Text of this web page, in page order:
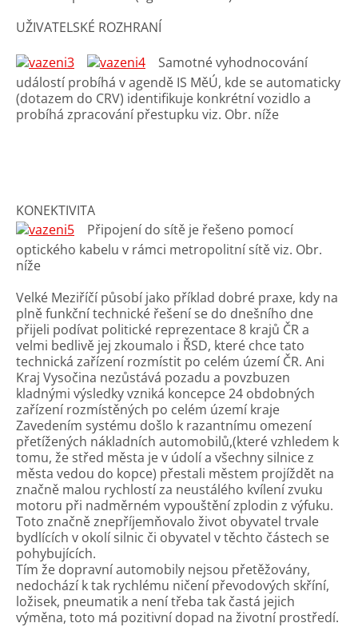
UŽIVATELSKÉ ROZHRANÍ
Samotné vyhodnocování
událostí probíhá v agendě IS MěÚ, kde se automaticky
(dotazem do CRV) identifikuje konkrétní vozidlo a
probíhá zpracování přestupku viz. Obr. níže
KONEKTIVITA
Připojení do sítě je řešeno pomocí
optického kabelu v rámci metropolitní sítě viz. Obr.
níže
Velké Meziříčí působí jako příklad dobré praxe, kdy na
plně funkční technické řešení se do dnešního dne
přijeli podívat politické reprezentace 8 krajů ČR a
velmi bedlivě jej zkoumalo i ŘSD, které chce tato
technická zařízení rozmístit po celém území ČR. Ani
Kraj Vysočina nezůstává pozadu a povzbuzen
kladnými výsledky vzniká koncepce 24 obdobných
zařízení rozmístěných po celém území kraje
Zavedením systému došlo k razantnímu omezení
přetížených nákladních automobilů,(které vzhledem k
tomu, že střed města je v údolí a všechny silnice z
města vedou do kopce) přestali městem projíždět na
značně malou rychlostí za neustálého kvílení zvuku
motoru při nadměrném vypouštění zplodin z výfuku.
Toto značně znepříjemňovalo život obyvatel trvale
bydlících v okolí silnic či obyvatel v těchto částech se
pohybujících.
Tím že dopravní automobily nejsou přetěžovány,
nedochází k tak rychlému ničení převodových skříní,
ložisek, pneumatik a není třeba tak častá jejich
výměna, toto má pozitivní dopad na životní prostředí.